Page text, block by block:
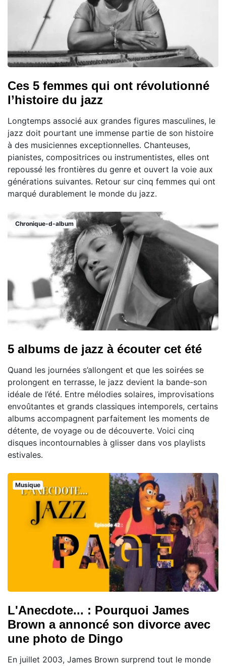
Ces 5 femmes qui ont révolutionné
l’histoire du jazz
Longtemps associé aux grandes figures masculines, le
jazz doit pourtant une immense partie de son histoire
à des musiciennes exceptionnelles. Chanteuses,
pianistes, compositrices ou instrumentistes, elles ont
repoussé les frontières du genre et ouvert la voie aux
générations suivantes. Retour sur cinq femmes qui ont
marqué durablement le monde du jazz.
Chronique-d-album
5 albums de jazz à écouter cet été
Quand les journées s’allongent et que les soirées se
prolongent en terrasse, le jazz devient la bande-son
idéale de l’été. Entre mélodies solaires, improvisations
envoûtantes et grands classiques intemporels, certains
albums accompagnent parfaitement les moments de
détente, de voyage ou de découverte. Voici cinq
disques incontournables à glisser dans vos playlists
estivales.
Musique
L'Anecdote... : Pourquoi James
Brown a annoncé son divorce avec
une photo de Dingo
En juillet 2003, James Brown surprend tout le monde